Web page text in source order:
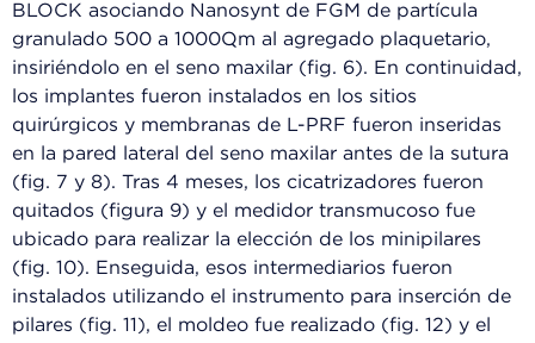
BLOCK asociando Nanosynt de FGM de partícula
granulado 500 a 1000μm al agregado plaquetario,
insiriéndolo en el seno maxilar (fig. 6). En continuidad,
los implantes fueron instalados en los sitios
quirúrgicos y membranas de L-PRF fueron inseridas
en la pared lateral del seno maxilar antes de la sutura
(fig. 7 y 8). Tras 4 meses, los cicatrizadores fueron
quitados (figura 9) y el medidor transmucoso fue
ubicado para realizar la elección de los minipilares
(fig. 10). Enseguida, esos intermediarios fueron
instalados utilizando el instrumento para inserción de
pilares (fig. 11), el moldeo fue realizado (fig. 12) y el